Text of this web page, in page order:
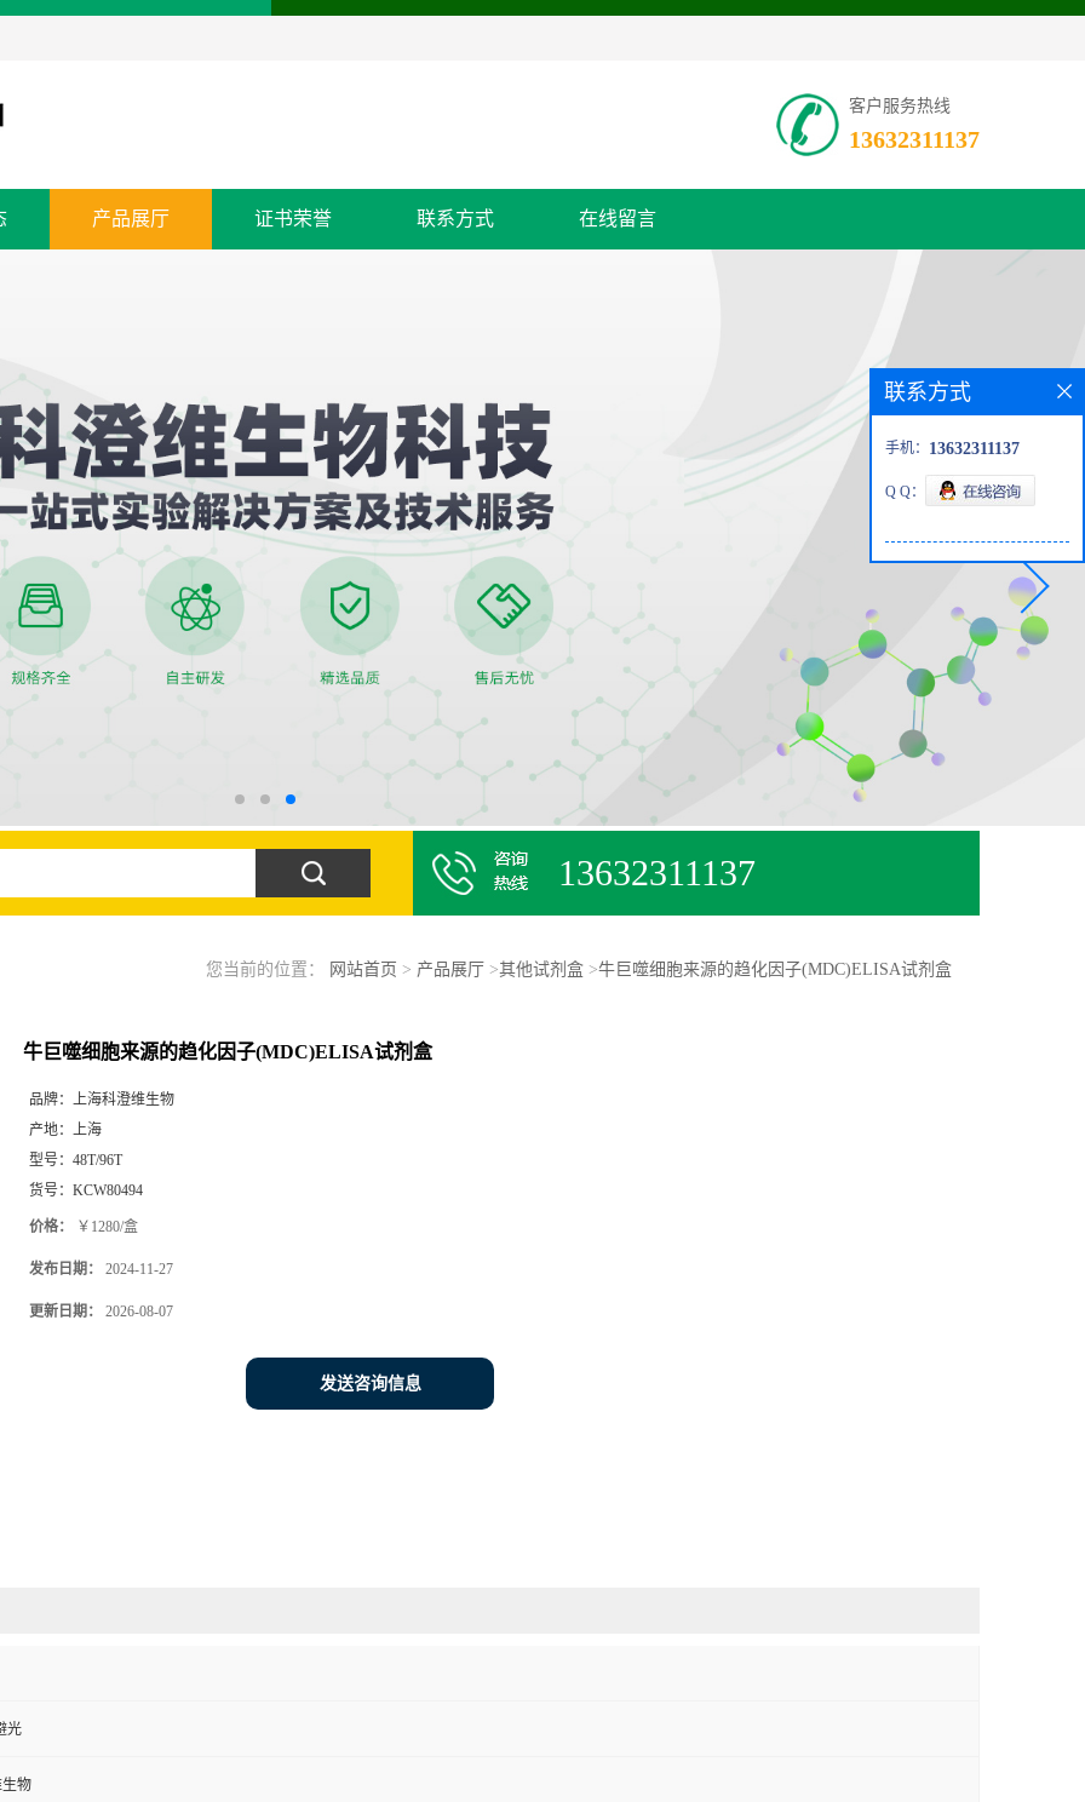
客户服务热线
13632311137
产品展厅 证书荣誉 联系方式 在线留言
13632311137
您当前的位置： 网站首页 > 产品展厅 >其他试剂盒>牛巨噬细胞来源的趋化因子(MDC)ELISA试剂盒
牛巨噬细胞来源的趋化因子(MDC)ELISA试剂盒
品牌： 上海科澄维生物
产地： 上海
型号： 48T/96T
货号： KCW80494
价格： ￥1280/盒
发布日期： 2024-11-27
更新日期： 2026-08-07
发送咨询信息
光
物
联系方式
手机： 13632311137
Q Q：